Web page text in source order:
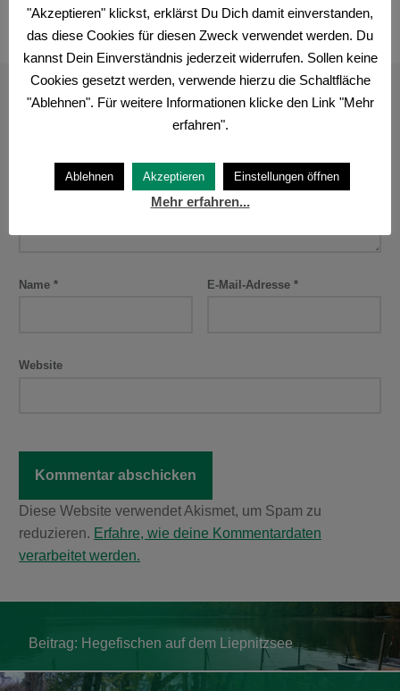
Skip back to main navigation
SCHREIBE EINEN KOMMENTAR
Name* E-Mail-Adresse*
Website
Diese Website verwendet Akismet, um Spam zu
reduzieren. Erfahre, wie deine Kommentardaten
verarbeitet werden.
navigation
Hegefischen auf dem Liepnitzsee
"Akzeptieren" klickst, erklärst Du Dich damit einverstanden,
das diese Cookies für diesen Zweck verwendet werden. Du
kannst Dein Einverständnis jederzeit widerrufen. Sollen keine
Cookies gesetzt werden, verwende hierzu die Schaltfläche
"Ablehnen". Für weitere Informationen klicke den Link "Mehr
erfahren".
Ablehnen Akzeptieren Einstellungen öffnen
Mehr erfahren...